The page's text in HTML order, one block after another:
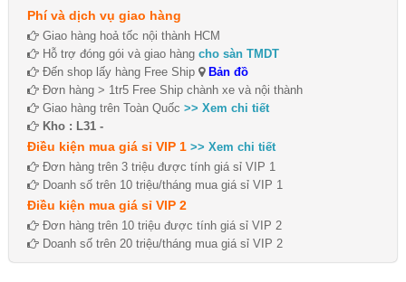
Phí và dịch vụ giao hàng
Giao hàng hoả tốc nội thành HCM
Hỗ trợ đóng gói và giao hàng cho sàn TMDT
Đến shop lấy hàng Free Ship
Bản đồ
Đơn hàng > 1tr5 Free Ship chành xe và nội thành
Giao hàng trên Toàn Quốc >> Xem chi tiết
Kho : L31 -
Điều kiện mua giá sỉ VIP 1 >> Xem chi tiết
Đơn hàng trên 3 triệu được tính giá sỉ VIP 1
Doanh số trên 10 triệu/tháng mua giá sỉ VIP 1
Điều kiện mua giá sỉ VIP 2
Đơn hàng trên 10 triệu được tính giá sỉ VIP 2
Doanh số trên 20 triệu/tháng mua giá sỉ VIP 2